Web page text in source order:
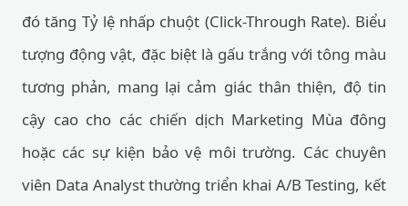
đó tăng Tỷ lệ nhấp chuột (Click-Through Rate). Biểu
tượng động vật, đặc biệt là gấu trắng với tông màu
tương phản, mang lại cảm giác thân thiện, độ tin
cậy cao cho các chiến dịch Marketing Mùa đông
hoặc các sự kiện bảo vệ môi trường. Các chuyên
viên Data Analyst thường triển khai A/B Testing, kết